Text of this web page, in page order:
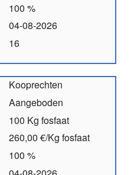
100 %
04-08-2026
16
Kooprechten
Aangeboden
100 Kg fosfaat
260,00 €/Kg fosfaat
100 %